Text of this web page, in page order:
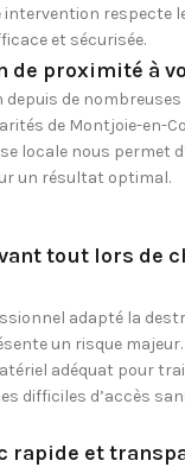
intervention respecte
et sécurisée.
de proximité à
de
de Montjoie-en-
locale nous permet
un résultat optimal.
tout lors de
adapté la
un risque
adéquat pour
difficiles d’accès
rapide et